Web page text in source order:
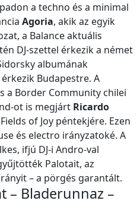
a techno és a minimal
Agoria, akik az egyik
a Balance aktuális
DJ-szettel érkezik a német
albumának
Budapestre. A
a Border Community chilei
ot is megjárt Ricardo
of Joy péntekjére. Ezen
és electro irányzatoké. A
ifjú DJ-i Andro-val
Palotait, az
– a pörgés garantált.
– Bladerunnaz –